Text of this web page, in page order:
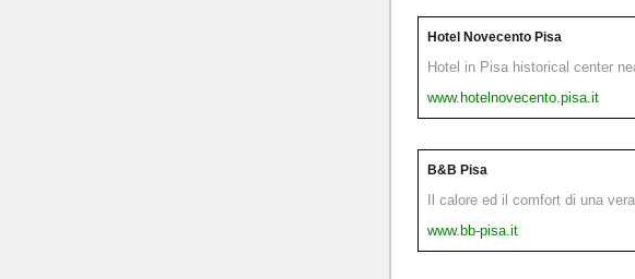
Hotel Novecento Pisa
Hotel in Pisa historical center
www.hotelnovecento.pisa.it
B&B Pisa
Il calore ed il comfort di una
www.bb-pisa.it